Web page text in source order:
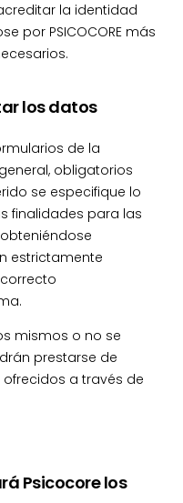
la identidad
por PSICOCORE más
los datos
de la
obligatorios
se especifique lo
finalidades para las
estrictamente
mismos o no se
prestarse de
a través de
Psicocore los